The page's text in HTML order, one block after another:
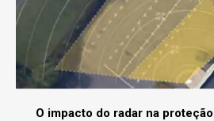
O impacto do radar na